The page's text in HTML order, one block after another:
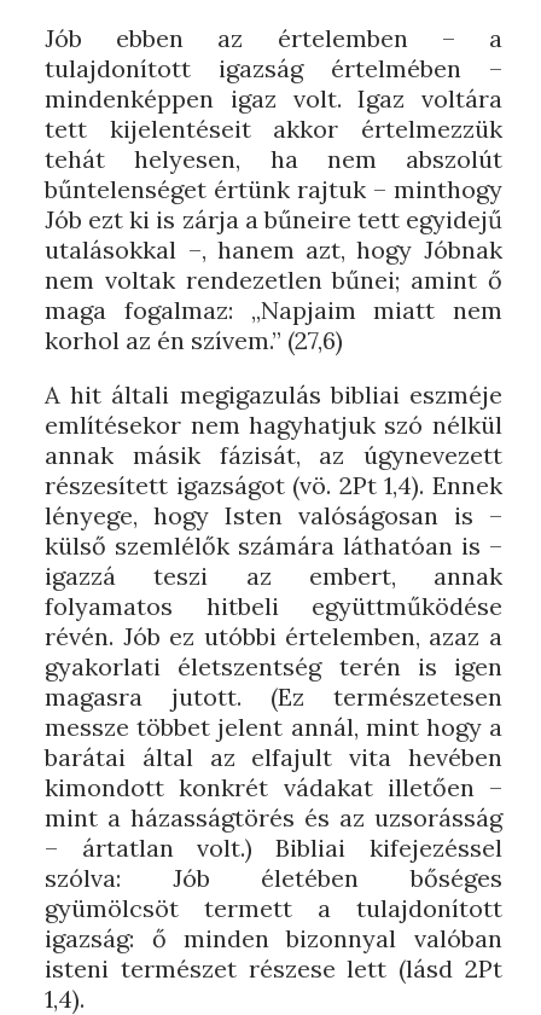
Jób ebben az értelemben – a
tulajdonított igazság értelmében –
mindenképpen igaz volt. Igaz voltára
tett kijelentéseit akkor értelmezzük
tehát helyesen, ha nem abszolút
bűntelenséget értünk rajtuk – minthogy
Jób ezt ki is zárja a bűneire tett egyidejű
utalásokkal –, hanem azt, hogy Jóbnak
nem voltak rendezetlen bűnei; amint ő
maga fogalmaz: „Napjaim miatt nem
korhol az én szívem.” (27,6)
A hit általi megigazulás bibliai eszméje
említésekor nem hagyhatjuk szó nélkül
annak másik fázisát, az úgynevezett
részesített igazságot (vö. 2Pt 1,4). Ennek
lényege, hogy Isten valóságosan is –
külső szemlélők számára láthatóan is –
igazzá teszi az embert, annak
folyamatos hitbeli együttműködése
révén. Jób ez utóbbi értelemben, azaz a
gyakorlati életszentség terén is igen
magasra jutott. (Ez természetesen
messze többet jelent annál, mint hogy a
barátai által az elfajult vita hevében
kimondott konkrét vádakat illetően –
mint a házasságtörés és az uzsorásság
– ártatlan volt.) Bibliai kifejezéssel
szólva: Jób életében bőséges
gyümölcsöt termett a tulajdonított
igazság: ő minden bizonnyal valóban
isteni természet részese lett (lásd 2Pt
1,4).